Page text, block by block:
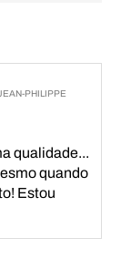
PHILIPPE
qualidade...
quando
Estou